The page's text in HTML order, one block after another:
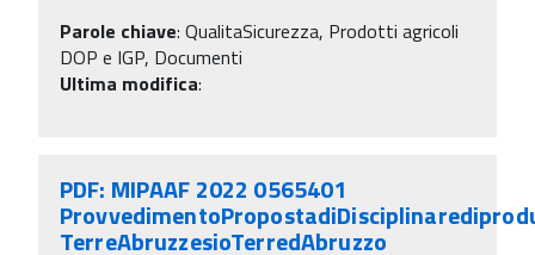
Parole chiave: QualitaSicurezza, Prodotti agricoli
DOP e IGP, Documenti
Ultima modifica:
PDF: MIPAAF 2022 0565401
TerreAbruzzesioTerredAbruzzo